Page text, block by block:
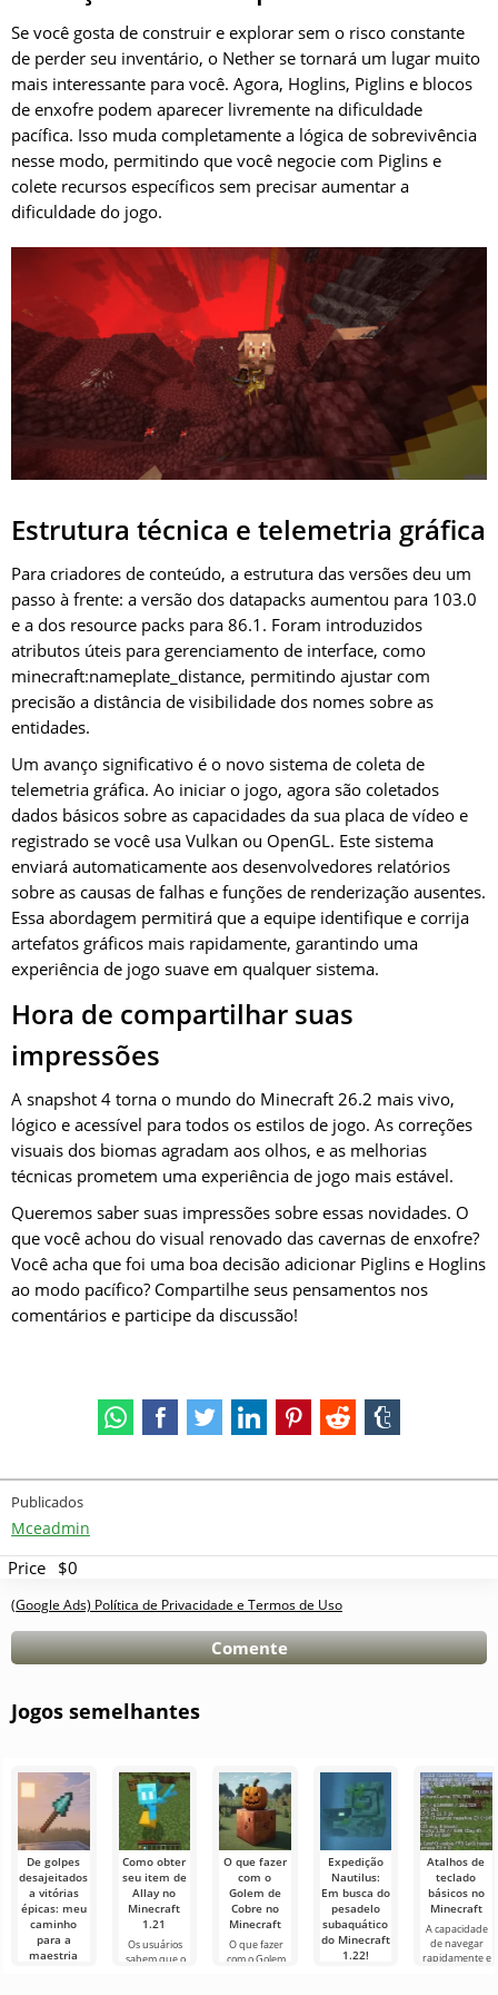
Se você gosta de construir e explorar sem o risco constante
de perder seu inventário, o Nether se tornará um lugar muito
mais interessante para você. Agora, Hoglins, Piglins e blocos
de enxofre podem aparecer livremente na dificuldade
pacífica. Isso muda completamente a lógica de sobrevivência
nesse modo, permitindo que você negocie com Piglins e
colete recursos específicos sem precisar aumentar a
dificuldade do jogo.
Estrutura técnica e telemetria gráfica
Para criadores de conteúdo, a estrutura das versões deu um
passo à frente: a versão dos datapacks aumentou para 103.0
e a dos resource packs para 86.1. Foram introduzidos
atributos úteis para gerenciamento de interface, como
minecraft:nameplate_distance, permitindo ajustar com
precisão a distância de visibilidade dos nomes sobre as
entidades.
Um avanço significativo é o novo sistema de coleta de
telemetria gráfica. Ao iniciar o jogo, agora são coletados
dados básicos sobre as capacidades da sua placa de vídeo e
registrado se você usa Vulkan ou OpenGL. Este sistema
enviará automaticamente aos desenvolvedores relatórios
sobre as causas de falhas e funções de renderização ausentes.
Essa abordagem permitirá que a equipe identifique e corrija
artefatos gráficos mais rapidamente, garantindo uma
experiência de jogo suave em qualquer sistema.
Hora de compartilhar suas
impressões
A snapshot 4 torna o mundo do Minecraft 26.2 mais vivo,
lógico e acessível para todos os estilos de jogo. As correções
visuais dos biomas agradam aos olhos, e as melhorias
técnicas prometem uma experiência de jogo mais estável.
Queremos saber suas impressões sobre essas novidades. O
que você achou do visual renovado das cavernas de enxofre?
Você acha que foi uma boa decisão adicionar Piglins e Hoglins
ao modo pacífico? Compartilhe seus pensamentos nos
comentários e participe da discussão!
Publicados
Mceadmin
Price $0
(Google Ads) Política de Privacidade e Termos de Uso
Comente
Jogos semelhantes
De golpes
desajeitados
a vitórias
épicas: meu
caminho
para a
maestria
Como obter
seu item de
Allay no
Minecraft
1.21
Os usuários
sabem que o
O que fazer
com o
Golem de
Cobre no
Minecraft
O que fazer
com o Golem
Expedição
Nautilus:
Em busca do
pesadelo
subaquático
do Minecraft
1.22!
Atalhos de
teclado
básicos no
Minecraft
A capacidade
de navegar
rapidamente e